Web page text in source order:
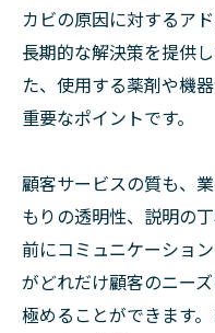
カビの原因に対するア
長期的な解決策を提供
た、使用する薬剤や機
重要なポイントです。
顧客サービスの質も、
もりの透明性、説明の
前にコミュニケーショ
がどれだけ顧客のニー
極めることができます